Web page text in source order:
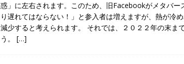
惑」に左右されます。このため、旧Facebookがメタバ
り遅れてはならない！」と参入者は増えますが、熱が冷
減少すると考えられます。 それでは、２０２２年の末ま
う。 […]